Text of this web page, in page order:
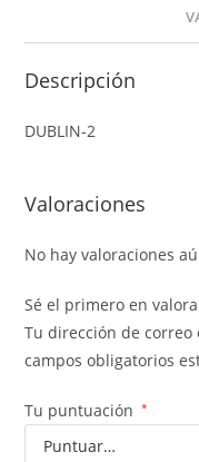
Descripción
DUBLIN-2
Valoraciones
No hay valoraciones
Sé el primero en
Tu dirección de
campos obligatorios
Tu puntuación *